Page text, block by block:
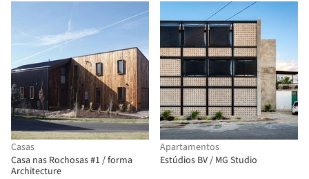
Casas
Casa nas Rochosas #1 / forma
Architecture
Apartamentos
Estúdios BV / MG Studio